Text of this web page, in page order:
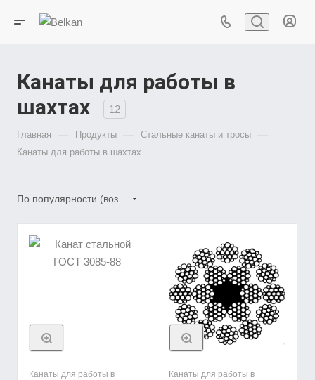
Канаты для работы в
шахтах
12
Главная Продукты Стальные канаты и тросы
Канаты для работы в шахтах
Канаты для работы в
Канаты для работы в